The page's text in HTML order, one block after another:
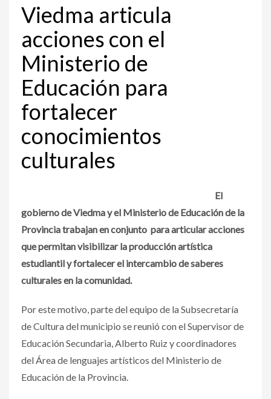
Viedma articula
acciones con el
Ministerio de
Educación para
fortalecer
conocimientos
culturales
El
gobierno de Viedma y el Ministerio de Educación de la
Provincia trabajan en conjunto para articular acciones
que permitan visibilizar la producción artística
estudiantil y fortalecer el intercambio de saberes
culturales en la comunidad.
Por este motivo, parte del equipo de la Subsecretaría
de Cultura del municipio se reunió con el Supervisor de
Educación Secundaria, Alberto Ruiz y coordinadores
del Área de lenguajes artísticos del Ministerio de
Educación de la Provincia.